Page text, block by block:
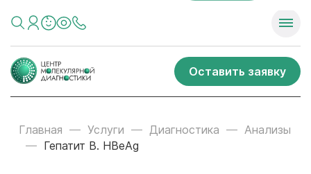
Оставить заявку
Главная Услуги Диагностика
Анализы
Гепатит В. HBeAg